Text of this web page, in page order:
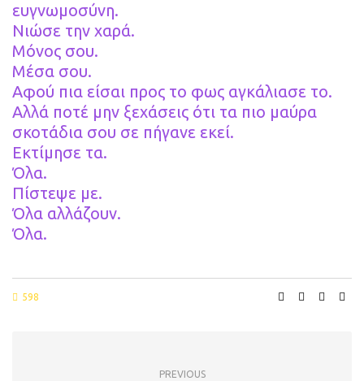
ευγνωμοσύνη.
Νιώσε την χαρά.
Μόνος σου.
Μέσα σου.
Αφού πια είσαι προς το φως αγκάλιασε το.
Αλλά ποτέ μην ξεχάσεις ότι τα πιο μαύρα
σκοτάδια σου σε πήγανε εκεί.
Εκτίμησε τα.
Όλα.
Πίστεψε με.
Όλα αλλάζουν.
Όλα.
598
PREVIOUS